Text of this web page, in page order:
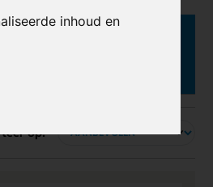
inhoud en
op: